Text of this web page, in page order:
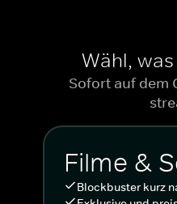
Wähl,
Sofort auf dem
Filme &
Blockbuster kurz